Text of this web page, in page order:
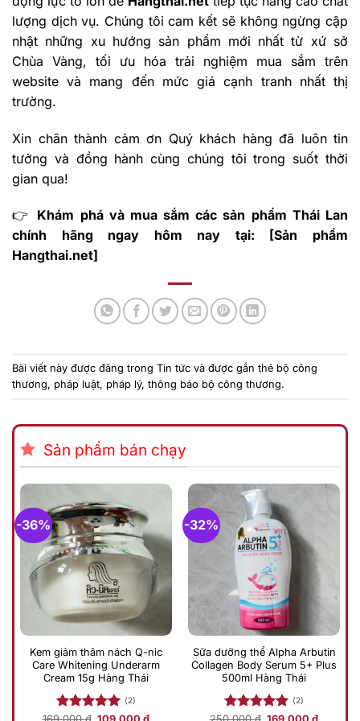
lượng dịch vụ. Chúng tôi cam kết sẽ không ngừng cập
nhật những xu hướng sản phẩm mới nhất từ xứ sở
Chùa Vàng, tối ưu hóa trải nghiệm mua sắm trên
website và mang đến mức giá cạnh tranh nhất thị
trường.
Xin chân thành cảm ơn Quý khách hàng đã luôn tin
tưởng và đồng hành cùng chúng tôi trong suốt thời
gian qua!
👉 Khám phá và mua sắm các sản phẩm Thái Lan
chính hãng ngay hôm nay tại: [Sản phẩm
Hangthai.net]
Bài viết này được đăng trong Tin tức và được gắn thẻ bộ công
thương, pháp luật, pháp lý, thông báo bộ công thương.
Sản phẩm bán chạy
-36%
Kem giảm thâm nách Q-nic
Care Whitening Underarm
Cream 15g Hàng Thái
(2)
Giá
Giá
-32%
Sữa dưỡng thể Alpha Arbutin
Collagen Body Serum 5+ Plus
500ml Hàng Thái
(2)
Giá
Giá